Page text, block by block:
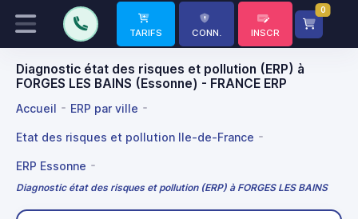
TARIFS CONN. INSCR
0
Diagnostic état des risques et pollution (ERP) à
FORGES LES BAINS (Essonne) - FRANCE ERP
Accueil ERP par ville
Etat des risques et pollution Ile-de-France
ERP Essonne
Diagnostic état des risques et pollution (ERP) à FORGES LES BAINS